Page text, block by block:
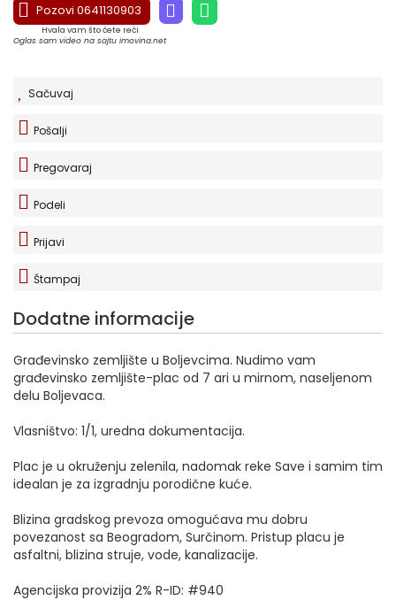
Pozovi 0641130903
Hvala vam što ćete reći
Oglas sam video na sajtu imovina.net
Sačuvaj
Pošalji
Pregovaraj
Podeli
Prijavi
Štampaj
Dodatne informacije
Građevinsko zemljište u Boljevcima. Nudimo vam
građevinsko zemljište-plac od 7 ari u mirnom, naseljenom
delu Boljevaca.
Vlasništvo: 1/1, uredna dokumentacija.
Plac je u okruženju zelenila, nadomak reke Save i samim tim
idealan je za izgradnju porodične kuće.
Blizina gradskog prevoza omogućava mu dobru
povezanost sa Beogradom, Surčinom. Pristup placu je
asfaltni, blizina struje, vode, kanalizacije.
Agencijska provizija 2% R-ID: #940